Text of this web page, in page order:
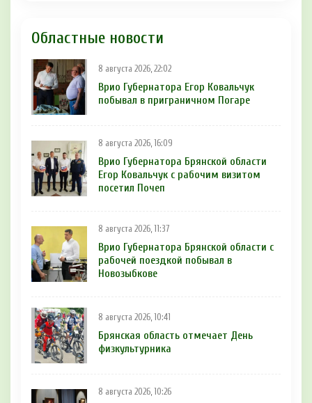
Областные новости
8 августа 2026, 22:02
Врио Губернатора Егор Ковальчук
побывал в приграничном Погаре
8 августа 2026, 16:09
Врио Губернатора Брянской области
Егор Ковальчук с рабочим визитом
посетил Почеп
8 августа 2026, 11:37
Врио Губернатора Брянской области с
рабочей поездкой побывал в
Новозыбкове
8 августа 2026, 10:41
Брянская область отмечает День
физкультурника
8 августа 2026, 10:26